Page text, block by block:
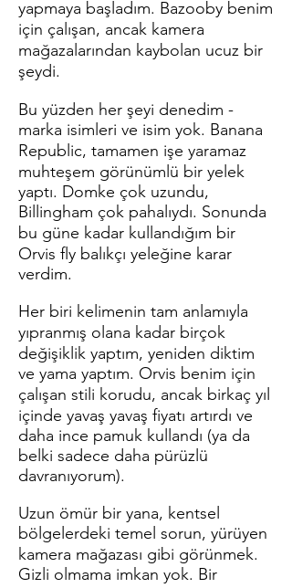
yapmaya başladım. Bazooby benim
için çalışan, ancak kamera
mağazalarından kaybolan ucuz bir
şeydi.
Bu yüzden her şeyi denedim -
marka isimleri ve isim yok. Banana
Republic, tamamen işe yaramaz
muhteşem görünümlü bir yelek
yaptı. Domke çok uzundu,
Billingham çok pahalıydı. Sonunda
bu güne kadar kullandığım bir
Orvis fly balıkçı yeleğine karar
verdim.
Her biri kelimenin tam anlamıyla
yıpranmış olana kadar birçok
değişiklik yaptım, yeniden diktim
ve yama yaptım. Orvis benim için
çalışan stili korudu, ancak birkaç yıl
içinde yavaş yavaş fiyatı artırdı ve
daha ince pamuk kullandı (ya da
belki sadece daha pürüzlü
davranıyorum).
Uzun ömür bir yana, kentsel
bölgelerdeki temel sorun, yürüyen
kamera mağazası gibi görünmek.
Gizli olmama imkan yok. Bir